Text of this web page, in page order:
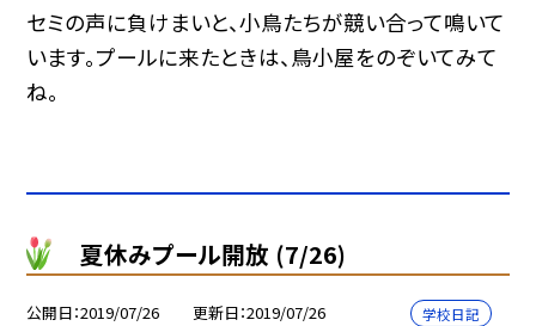
セミの声に負けまいと、小鳥たちが競い合って鳴いて
います。プールに来たときは、鳥小屋をのぞいてみて
ね。
夏休みプール開放 (7/26)
公開日 2019/07/26 更新日 2019/07/26 学校日記